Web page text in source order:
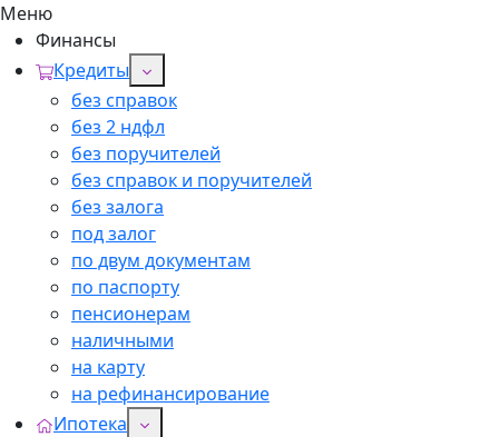
Меню
Финансы
Кредиты
без справок
без 2 ндфл
без поручителей
без справок и поручителей
без залога
под залог
по двум документам
по паспорту
пенсионерам
наличными
на карту
на рефинансирование
Ипотека